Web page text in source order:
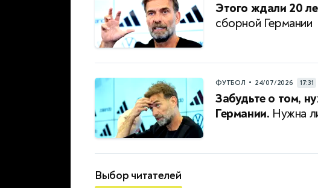
Этого ждали 20
сборной Германии
ФУТБОЛ • 24/07/2026 17:31
Забудьте о том,
Германии. Нужна
Выбор читателей